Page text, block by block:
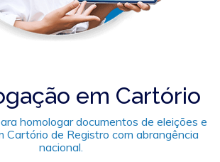
em Cartório
homologar documentos de eleições e
Cartório de Registro com abrangência
nacional.